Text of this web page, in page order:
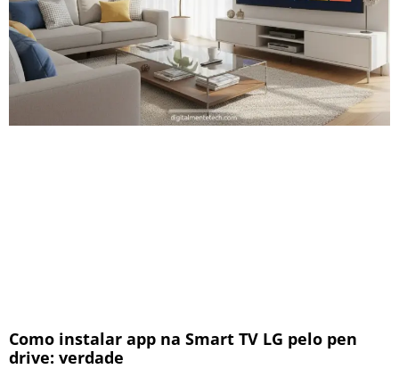
Como instalar app na Smart TV LG pelo pen
drive: verdade